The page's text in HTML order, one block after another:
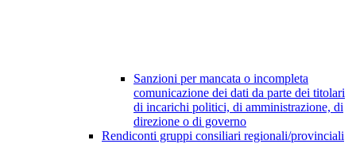
Sanzioni per mancata o incompleta
comunicazione dei dati da parte dei titolari
di incarichi politici, di amministrazione, di
direzione o di governo
Rendiconti gruppi consiliari regionali/provinciali